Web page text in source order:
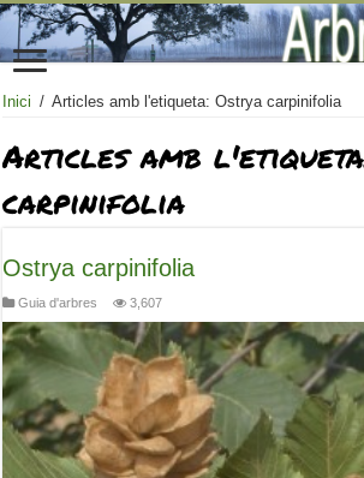
Inici / Articles amb l'etiqueta: Ostrya carpinifolia
Articles amb
carpinifolia
Ostrya carpinifolia
Guia d'arbres 3,607